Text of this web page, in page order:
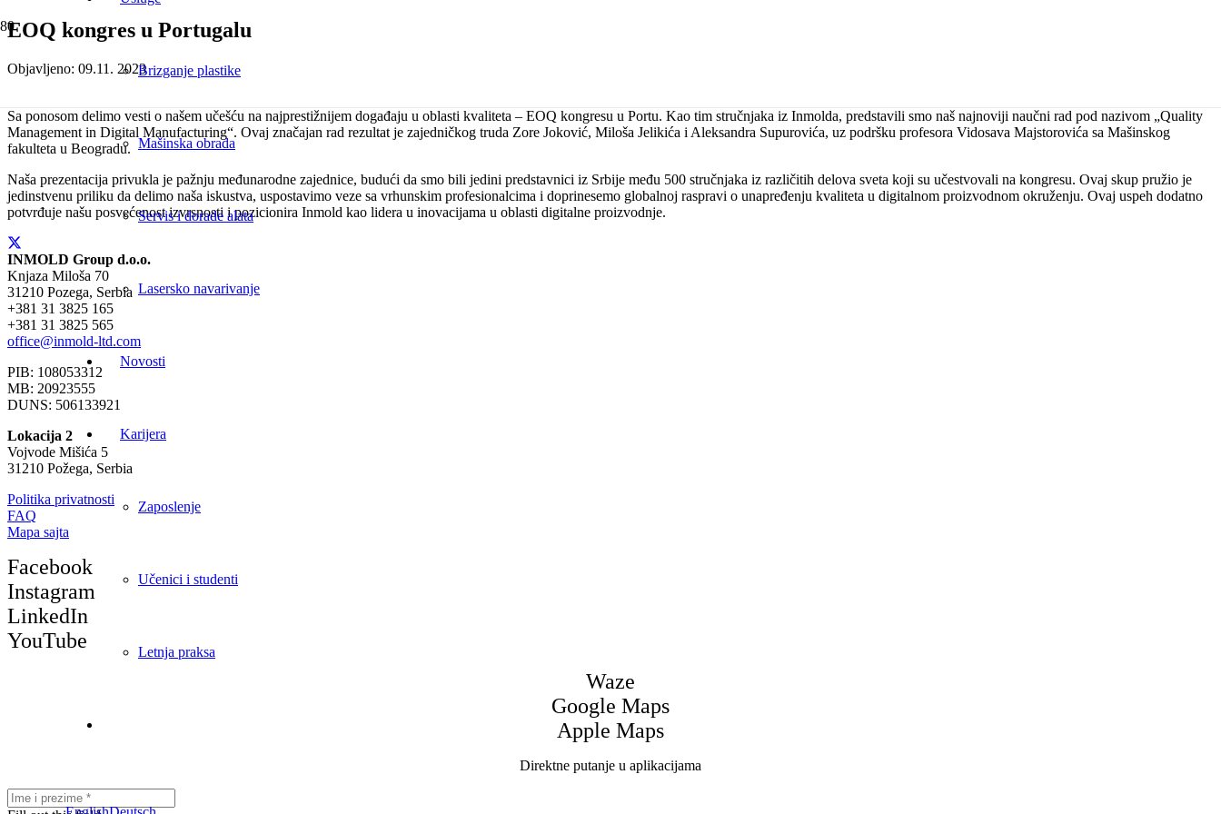
Brizganje plastike
Mašinska obrada
Servis i dorade alata
Lasersko navarivanje
Novosti
Karijera
Zaposlenje
Učenici i studenti
Letnja praksa
EOQ kongres u Portugalu
Objavljeno: 09.11. 2023
Sa ponosom delimo vesti o našem učešću na najprestižnijem događaju u oblasti kvaliteta – EOQ kongresu u Portu. Kao tim stručnjaka iz Inmolda, predstavili smo naš najnoviji naučni rad pod nazivom „Quality
Management in Digital Manufacturing“. Ovaj značajan rad rezultat je zajedničkog truda Zore Joković, Miloša Jelikića i Aleksandra Supurovića, uz podršku profesora Vidosava Majstorovića sa Mašinskog
fakulteta u Beogradu.
Naša prezentacija privukla je pažnju međunarodne zajednice, budući da smo bili jedini predstavnici iz Srbije među 500 stručnjaka iz različitih delova sveta koji su učestvovali na kongresu. Ovaj skup pružio je
jedinstvenu priliku da delimo naša iskustva, uspostavimo veze sa vrhunskim profesionalcima i doprinesemo globalnoj raspravi o unapređenju kvaliteta u digitalnom proizvodnom okruženju. Ovaj uspeh dodatno
potvrđuje našu posvećenost izvrsnosti i pozicionira Inmold kao lidera u inovacijama u oblasti digitalne proizvodnje.
INMOLD Group d.o.o.
Knjaza Miloša 70
31210 Pozega, Serbia
+381 31 3825 165
+381 31 3825 565
office@inmold-ltd.com
PIB: 108053312
MB: 20923555
DUNS: 506133921
Lokacija 2
Vojvode Mišića 5
31210 Požega, Serbia
Politika privatnosti
FAQ
Mapa sajta
Facebook
Instagram
LinkedIn
YouTube
Waze
Google Maps
Apple Maps
Direktne putanje u aplikacijama